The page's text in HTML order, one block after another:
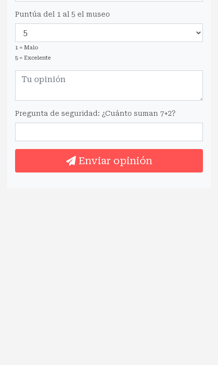
Puntúa del 1 al 5 el museo
1 = Malo
5 = Excelente
Pregunta de seguridad: ¿Cuánto suman 7+2?
Enviar opinión